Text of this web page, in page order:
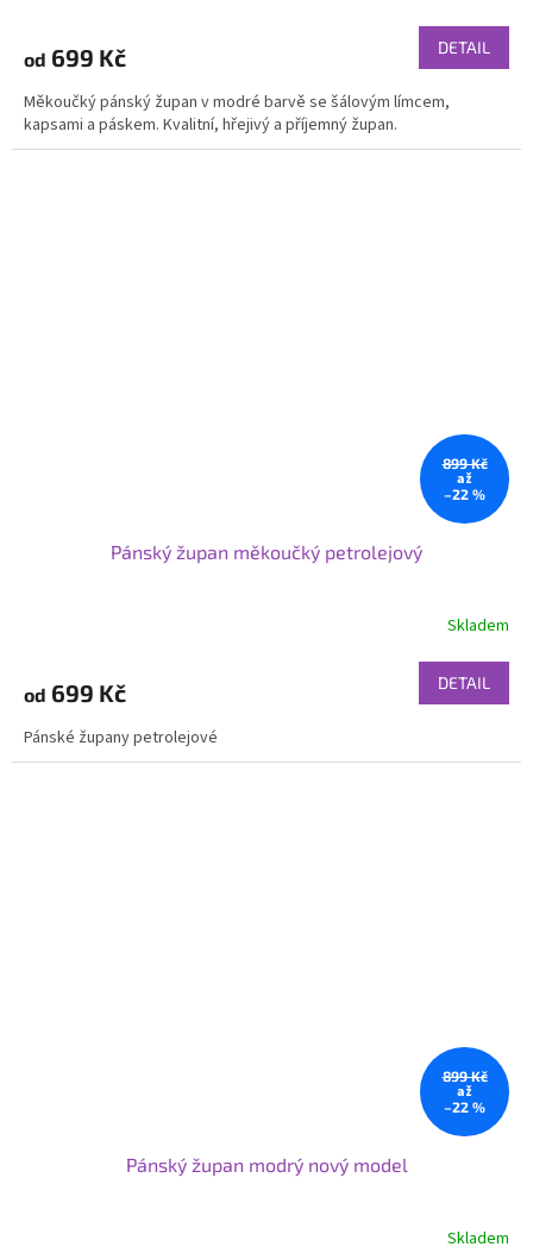
od 699 Kč DETAIL
Měkoučký pánský župan v modré barvě se šálovým límcem,
kapsami a páskem. Kvalitní, hřejivý a příjemný župan.
899 Kč
až
–22 %
Pánský župan měkoučký petrolejový
Skladem
od 699 Kč DETAIL
Pánské župany petrolejové
899 Kč
až
–22 %
Pánský župan modrý nový model
Skladem